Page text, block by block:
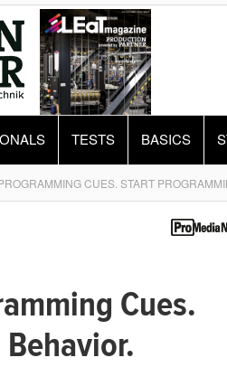
TESTS BASICS
CUES. START
Cues.